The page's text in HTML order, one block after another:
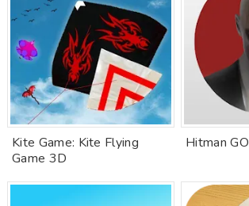
Kite Game: Kite Flying
Game 3D
Hitman GO